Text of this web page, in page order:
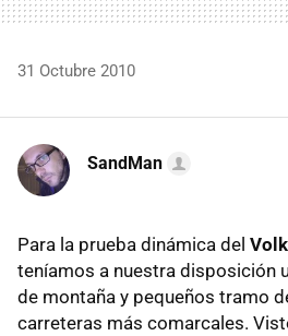
31 Octubre 2010
SandMan
Para la prueba dinámica del
teníamos a nuestra disposición
de montaña y pequeños tramo
carreteras más comarcales.